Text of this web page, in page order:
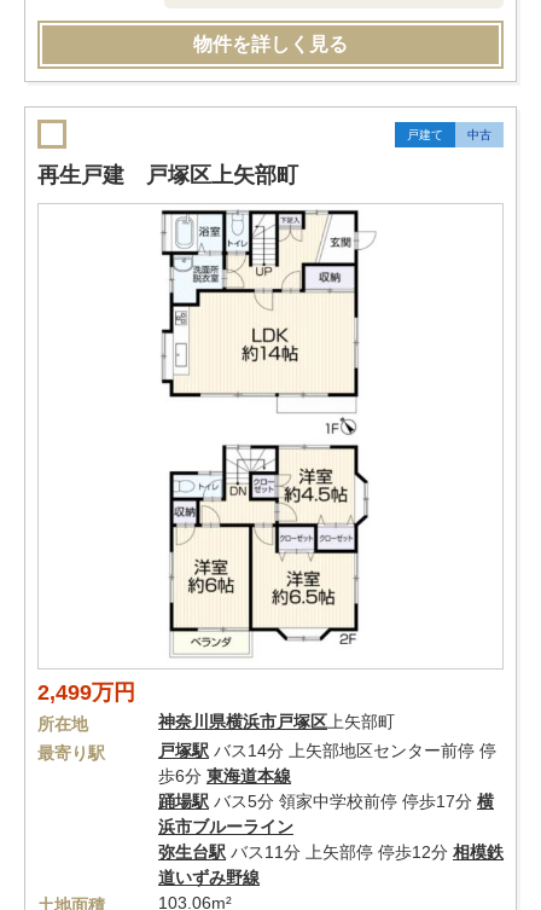
物件を詳しく見る
戸建て 中古
再生戸建 戸塚区上矢部町
2,499万円
所在地 神奈川県横浜市戸塚区 上矢部町
最寄り駅
戸塚駅 バス14分 上矢部地区センター前停 停
歩6分 東海道本線
踊場駅 バス5分 領家中学校前停 停歩17分 横
浜市ブルーライン
弥生台駅 バス11分 上矢部停 停歩12分 相模鉄
道いずみ野線
土地面積
103.06m²